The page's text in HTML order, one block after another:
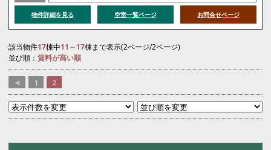
物件詳細を見る 空室一覧ページ お問合せページ
該当物件17棟中11～17棟まで表示(2ページ/2ページ)
並び順： 賃料が高い順
<< 1 2